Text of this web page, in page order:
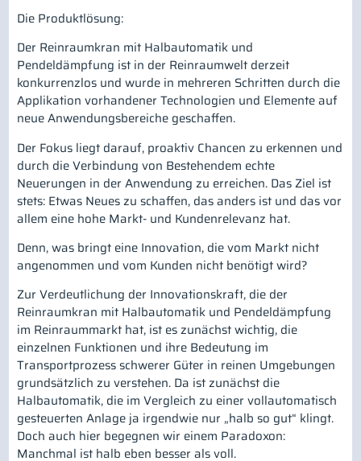
Die Produktlösung:
Der Reinraumkran mit Halbautomatik und
Pendeldämpfung ist in der Reinraumwelt derzeit
konkurrenzlos und wurde in mehreren Schritten durch die
Applikation vorhandener Technologien und Elemente auf
neue Anwendungsbereiche geschaffen.
Der Fokus liegt darauf, proaktiv Chancen zu erkennen und
durch die Verbindung von Bestehendem echte
Neuerungen in der Anwendung zu erreichen. Das Ziel ist
stets: Etwas Neues zu schaffen, das anders ist und das vor
allem eine hohe Markt- und Kundenrelevanz hat.
Denn, was bringt eine Innovation, die vom Markt nicht
angenommen und vom Kunden nicht benötigt wird?
Zur Verdeutlichung der Innovationskraft, die der
Reinraumkran mit Halbautomatik und Pendeldämpfung
im Reinraummarkt hat, ist es zunächst wichtig, die
einzelnen Funktionen und ihre Bedeutung im
Transportprozess schwerer Güter in reinen Umgebungen
grundsätzlich zu verstehen. Da ist zunächst die
Halbautomatik, die im Vergleich zu einer vollautomatisch
gesteuerten Anlage ja irgendwie nur „halb so gut“ klingt.
Doch auch hier begegnen wir einem Paradoxon:
Manchmal ist halb eben besser als voll.